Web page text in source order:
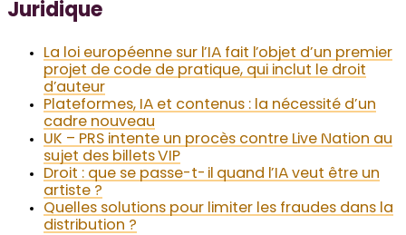
Juridique
La loi européenne sur l’IA fait l’objet d’un premier
projet de code de pratique, qui inclut le droit
d’auteur
Plateformes, IA et contenus : la nécessité d’un
cadre nouveau
UK – PRS intente un procès contre Live Nation au
sujet des billets VIP
Droit : que se passe-t-il quand l’IA veut être un
artiste ?
Quelles solutions pour limiter les fraudes dans la
distribution ?